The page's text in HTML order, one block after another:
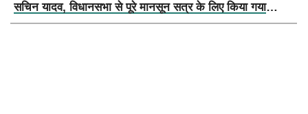
सचिन यादव, विधानसभा से पूरे मानसून सत्र के लिए किया गया